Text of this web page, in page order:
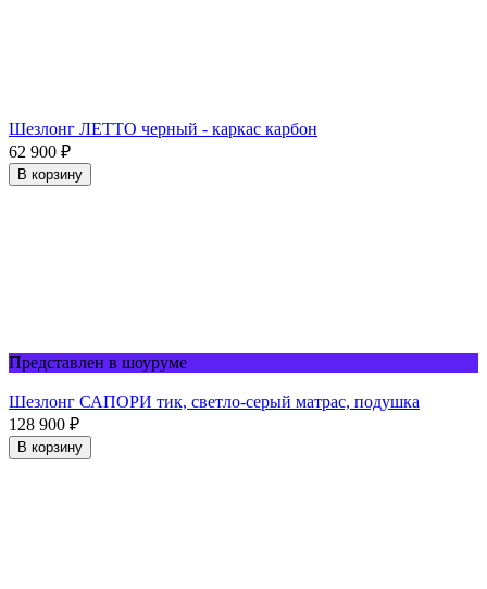
Шезлонг ЛЕТТО черный - каркас карбон
62 900 ₽
В корзину
Представлен в шоуруме
Шезлонг САПОРИ тик, светло-серый матрас, подушка
128 900 ₽
В корзину